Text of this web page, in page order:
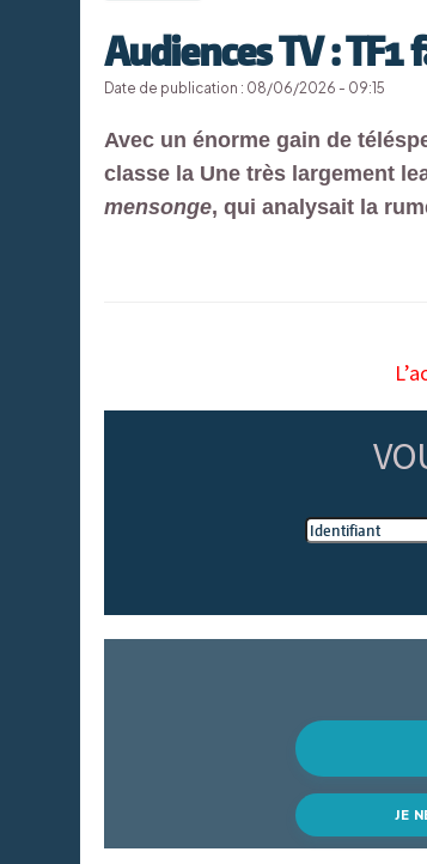
Audiences TV :
Date de publication : 08/06/2026 - 09:15
Avec un énorme gain de
classe la Une très largement
mensonge, qui analysait la
JE